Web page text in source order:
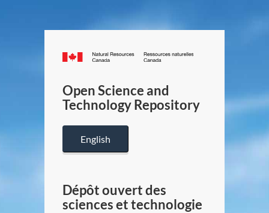
Canada.ca
/
Canada
Open Science and
Technology Repository
English
Dépôt ouvert des
sciences et technologie